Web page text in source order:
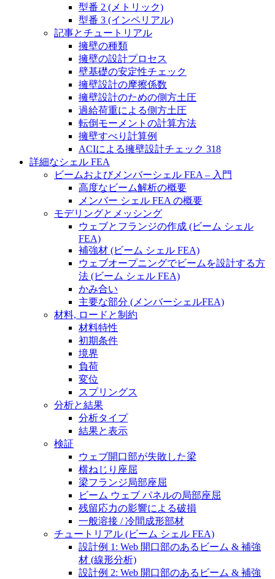
型番 2 (メトリック)
型番 3 (インペリアル)
記事とチュートリアル
擁壁の種類
擁壁の設計プロセス
壁基礎の安定性チェック
擁壁設計の摩擦係数
擁壁設計のための側方土圧
過給荷重による側方土圧
転倒モーメントの計算方法
擁壁すべり計算例
ACIによる擁壁設計チェック 318
詳細なシェル FEA
ビームおよびメンバーシェル FEA – 入門
高度なビーム解析の概要
メンバー シェル FEA の概要
モデリングとメッシング
ウェブとフランジの作成 (ビーム シェル
FEA)
補強材 (ビーム シェル FEA)
ウェブオープニングでビームを設計する方
法 (ビーム シェル FEA)
かみ合い
主要な部分 (メンバーシェルFEA)
材料, ロードと制約
材料特性
初期条件
境界
負荷
変位
スプリングス
分析と結果
分析タイプ
結果と表示
検証
ウェブ開口部が失敗した梁
横ねじり座屈
梁フランジ局部座屈
ビーム ウェブ パネルの局部座屈
残留応力の影響による破損
一般溶接 / 冷間成形部材
チュートリアル (ビーム シェル FEA)
設計例 1: Web 開口部のあるビーム & 補強
材 (線形分析)
設計例 2: Web 開口部のあるビーム & 補強